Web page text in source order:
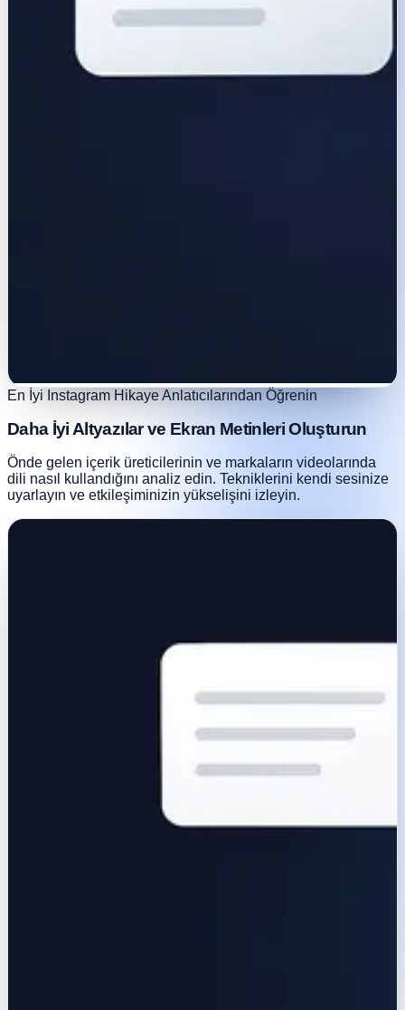
En İyi Instagram Hikaye Anlatıcılarından Öğrenin
Daha İyi Altyazılar ve Ekran Metinleri Oluşturun
Önde gelen içerik üreticilerinin ve markaların videolarında
dili nasıl kullandığını analiz edin. Tekniklerini kendi sesinize
uyarlayın ve etkileşiminizin yükselişini izleyin.